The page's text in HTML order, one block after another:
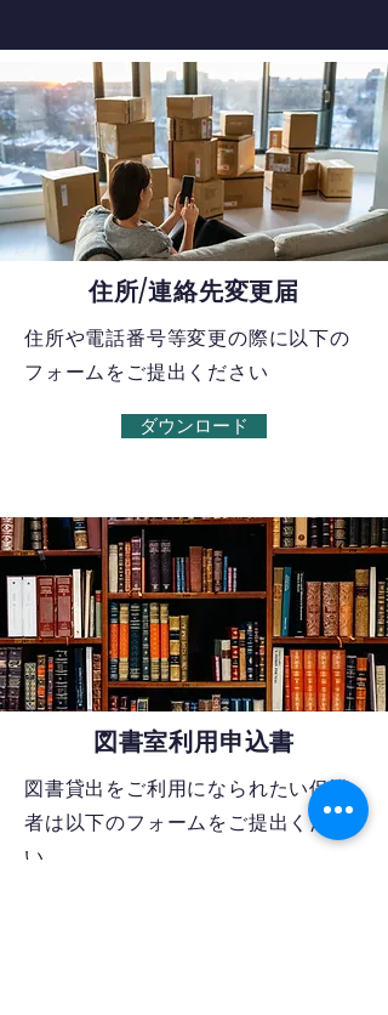
住所/連絡先変更届
​住所や電話番号等変更の際に以下の
フォームをご提出ください
ダウンロード
図書室利用申込書
図書貸出をご利用になられたい保護
者は以下のフォームをご提出くださ
い